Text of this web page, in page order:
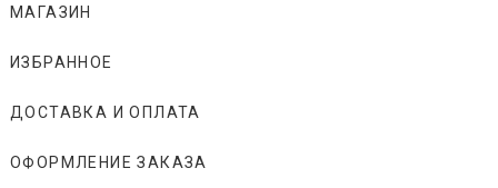
МАГАЗИН
ИЗБРАННОЕ
ДОСТАВКА И ОПЛАТА
ОФОРМЛЕНИЕ ЗАКАЗА